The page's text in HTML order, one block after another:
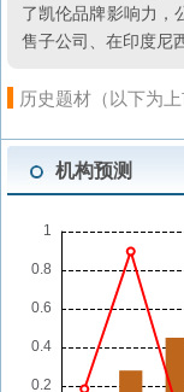
了凯伦品牌影响力，
售子公司、在印度尼
历史题材（以下为
机构预测